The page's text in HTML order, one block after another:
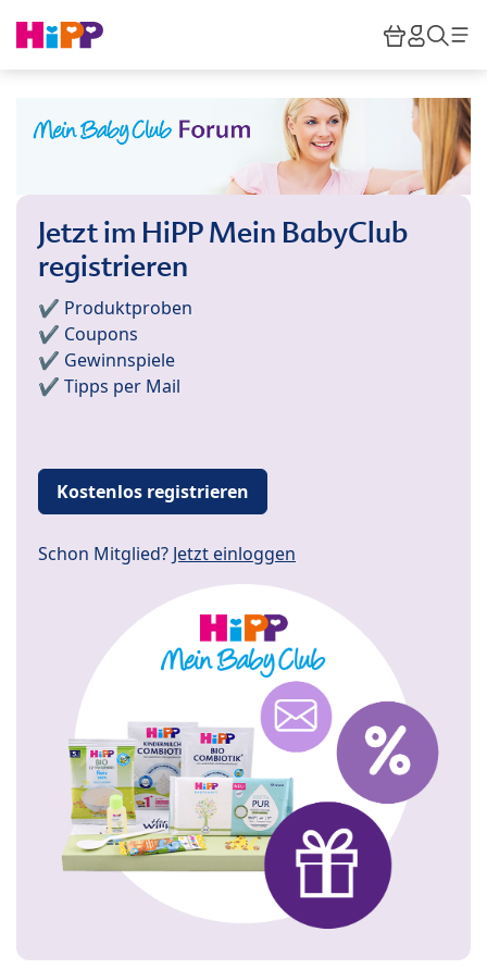
HiPP
Jetzt im HiPP Mein BabyClub
registrieren
✔️ Produktproben
✔️ Coupons
✔️ Gewinnspiele
✔️ Tipps per Mail
Kostenlos registrieren
Schon Mitglied? Jetzt einloggen